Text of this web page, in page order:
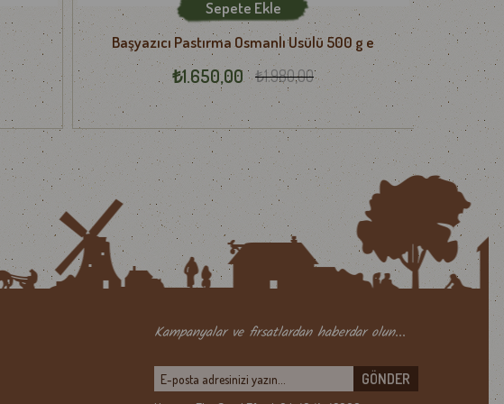
Başyazıcı Pastırma Osmanlı Usülü 500 g e
₺1.650,00 ₺1.980,00
Sepete Ekle
Kampanyalar ve firsatlardan haberdar olun...
GÖNDER